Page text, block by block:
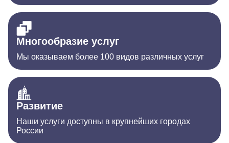
Многообразие услуг
Мы оказываем более 100 видов различных услуг
Развитие
Наши услуги доступны в крупнейших городах
России